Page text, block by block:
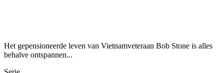
Het gepensioneerde leven van Vietnamveteraan Bob Stone is alles
behalve ontspannen...